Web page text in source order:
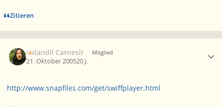
Zitieren
Valandil Carnesîr Mitglied
21. Oktober 200520 J.
http://www.snapfiles.com/get/swiffplayer.html